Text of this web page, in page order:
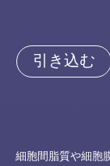
引き込む
細胞間脂質や細胞